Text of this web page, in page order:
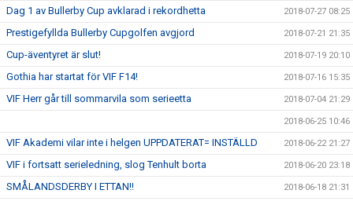
Dag 1 av Bullerby Cup avklarad i rekordhetta 2018-07-27 08:25
Prestigefyllda Bullerby Cupgolfen avgjord 2018-07-21 21:35
Cup-äventyret är slut! 2018-07-19 20:10
Gothia har startat för VIF F14! 2018-07-16 15:35
VIF Herr går till sommarvila som serieetta 2018-07-04 21:29
2018-06-25 10:46
VIF Akademi vilar inte i helgen UPPDATERAT= INSTÄLLD 2018-06-22 21:27
VIF i fortsatt serieledning, slog Tenhult borta 2018-06-20 23:18
SMÅLANDSDERBY I ETTAN!! 2018-06-18 21:31